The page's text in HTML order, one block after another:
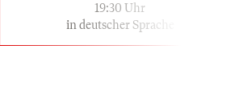
19:30 Uhr
in deutscher Sprache